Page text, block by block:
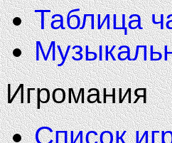
Таблица
Игромания
Список